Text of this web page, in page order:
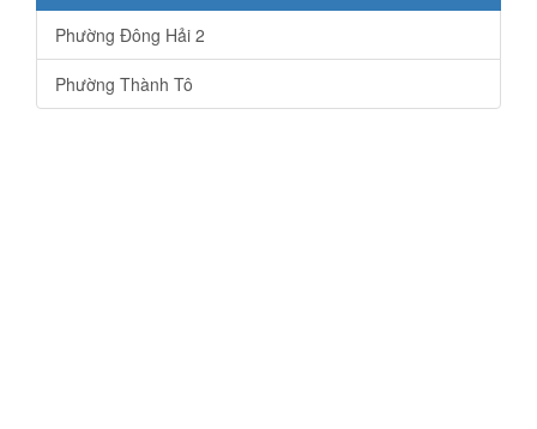
Phường Đông Hải 2
Phường Thành Tô